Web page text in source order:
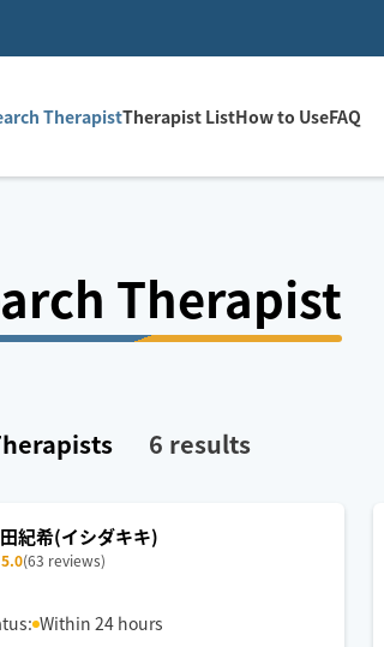
TherapistTherapist ListHow to UseFAQ
Therapist
6 results
紀希(イシダキキ)
5.0(63 reviews)
Within 24 hours